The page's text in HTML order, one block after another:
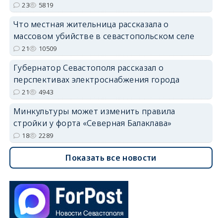
23 5819
Что местная жительница рассказала о
массовом убийстве в севастопольском селе
21 10509
Губернатор Севастополя рассказал о
перспективах электроснабжения города
21 4943
Минкультуры может изменить правила
стройки у форта «Северная Балаклава»
18 2289
Показать все новости